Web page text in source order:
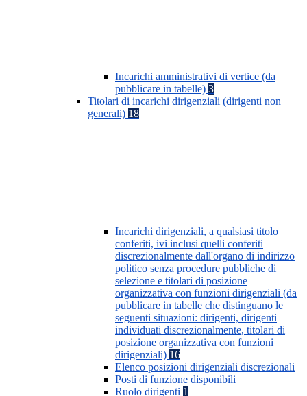
Incarichi amministrativi di vertice (da
pubblicare in tabelle) 3
Titolari di incarichi dirigenziali (dirigenti non
generali) 18
Incarichi dirigenziali, a qualsiasi titolo
conferiti, ivi inclusi quelli conferiti
discrezionalmente dall'organo di indirizzo
politico senza procedure pubbliche di
selezione e titolari di posizione
organizzativa con funzioni dirigenziali (da
pubblicare in tabelle che distinguano le
seguenti situazioni: dirigenti, dirigenti
individuati discrezionalmente, titolari di
posizione organizzativa con funzioni
dirigenziali) 16
Elenco posizioni dirigenziali discrezionali
Posti di funzione disponibili
Ruolo dirigenti 1